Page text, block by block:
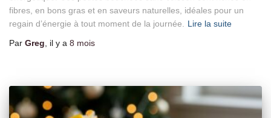
fibres, en bons gras et en saveurs naturelles, idéales pour un
regain d’énergie à tout moment de la journée. Lire la suite
Par Greg, il y a 8 mois